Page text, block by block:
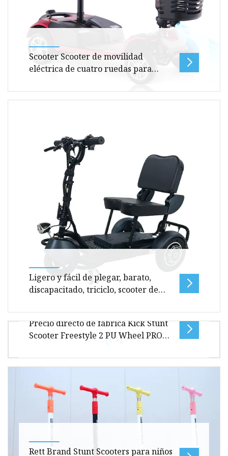
Scooter Scooter de movilidad
eléctrica de cuatro ruedas para
discapacitados
para discapacitados. E
Ligero y fácil de plegar, barato,
discapacitado, triciclo, scooter de
un movimiento conveniente
Descripción general Tamaño del paquete por
cm Peso bruto por unidad de pr
Precio directo de fábrica Kick Stunt
Scooter Freestyle 2 PU Wheel PRO
forjada
Parámetros del producto Perfil de la empresa
BULLET SPORTS CO., LIMITED B
Rett Brand Stunt Scooters para niños